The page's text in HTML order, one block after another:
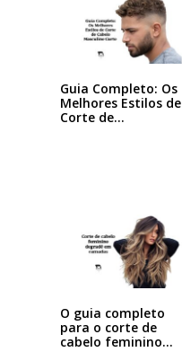
Guia Completo: Os
Melhores Estilos de
Corte de…
O guia completo
para o corte de
cabelo feminino…